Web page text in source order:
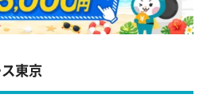
東京